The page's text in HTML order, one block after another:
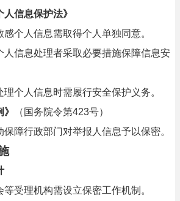
人信息保护法》
感个人信息需取得个人单独同意。
人信息处理者采取必要措施保障信息安
个人信息时需履行安全保护义务。
（国务院令第423号）
保障行政部门对举报人信息予以保密。
受理机构需设立保密工作机制。